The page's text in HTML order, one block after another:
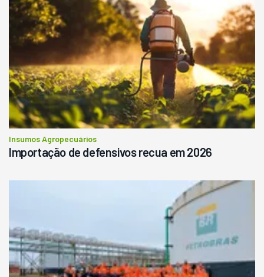
Insumos Agropecuários
Importação de defensivos recua em 2026